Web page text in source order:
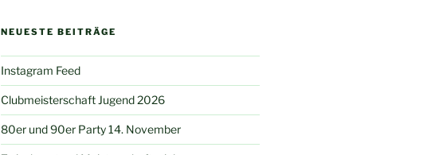
NEUESTE BEITRÄGE
Instagram Feed
Clubmeisterschaft Jugend 2026
80er und 90er Party 14. November